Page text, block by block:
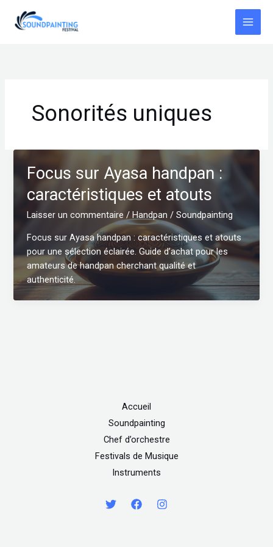
contenu
Sonorités uniques
Focus sur Ayasa handpan :
caractéristiques et atouts
Laisser un commentaire /Handpan /Soundpainting
Focus sur Ayasa handpan : caractéristiques et atouts
pour une sélection éclairée. Guide d’achat pour les
amateurs de handpan cherchant qualité et
authenticité.
Accueil
Soundpainting
Chef d’orchestre
Festivals de Musique
Instruments